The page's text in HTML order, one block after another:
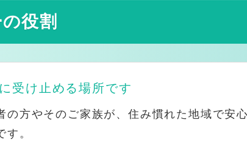
遇制度
こと
役割
受け止める場所です
の方やそのご家族が、住み慣れた地域で安
。